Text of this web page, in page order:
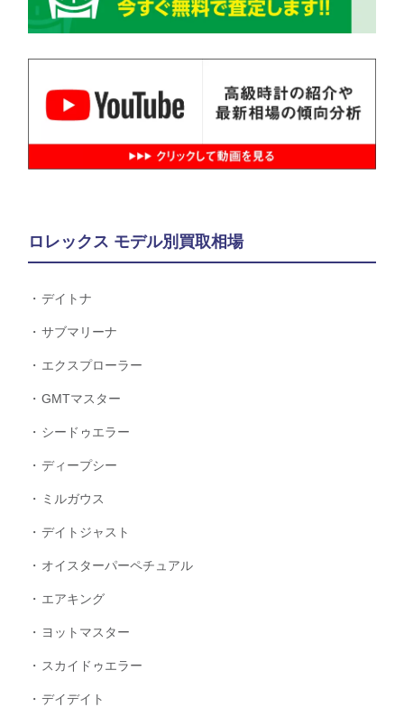
ロレックス モデル別買取相場
デイトナ
サブマリーナ
エクスプローラー
GMTマスター
シードゥエラー
ディープシー
ミルガウス
デイトジャスト
オイスターパーペチュアル
エアキング
ヨットマスター
スカイドゥエラー
デイデイト